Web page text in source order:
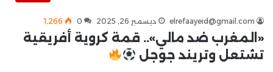
elrefaayeid@gmail.com ديسمبر 26, 2025 0 1٬266
«المغرب ضد مالي».. قمة كروية أفريقية
تشتعل وتريند جوجل